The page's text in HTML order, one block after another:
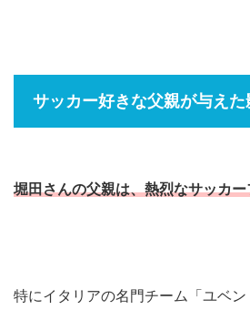
サッカー好きな父親が与えた
堀田さんの父親は、熱烈なサッカ
特にイタリアの名門チーム「ユベン